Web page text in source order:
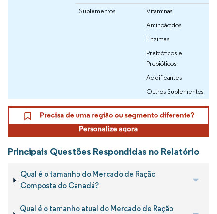
Suplementos
Vitaminas
Aminoácidos
Enzimas
Prebióticos e
Probióticos
Acidificantes
Outros Suplementos
Principais Questões Respondidas no Relatório
Qual é o tamanho do Mercado de Ração
Composta do Canadá?
Qual é o tamanho atual do Mercado de Ração